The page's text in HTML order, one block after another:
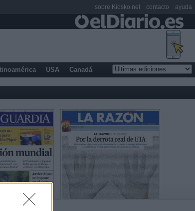
USA Canadá
sobre Kiosko.net contacto ayuda